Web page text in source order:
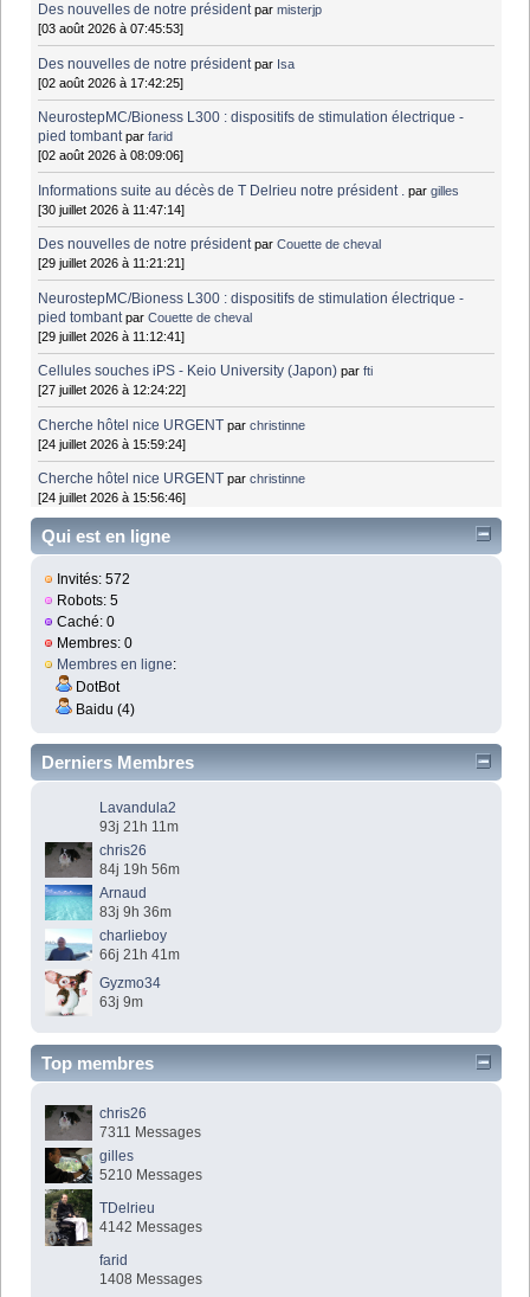
Des nouvelles de notre président parmisterjp
[03 août 2026 à 07:45:53]
Des nouvelles de notre président par Isa
[02 août 2026 à 17:42:25]
NeurostepMC/Bioness L300 : dispositifs de stimulation électrique -
pied tombant parfarid
[02 août 2026 à 08:09:06]
Informations suite au décès de T Delrieu notre président . pargilles
[30 juillet 2026 à 11:47:14]
Des nouvelles de notre président parCouette de cheval
[29 juillet 2026 à 11:21:21]
NeurostepMC/Bioness L300 : dispositifs de stimulation électrique -
pied tombant parCouette de cheval
[29 juillet 2026 à 11:12:41]
Cellules souches iPS - Keio University (Japon) parfti
[27 juillet 2026 à 12:24:22]
Cherche hôtel nice URGENT parchristinne
[24 juillet 2026 à 15:59:24]
Cherche hôtel nice URGENT parchristinne
[24 juillet 2026 à 15:56:46]
Qui est en ligne
Invités: 572
Robots: 5
Caché: 0
Membres: 0
Membres en ligne:
DotBot
Baidu (4)
Derniers Membres
Lavandula2
93j 21h 11m
chris26
84j 19h 56m
Arnaud
83j 9h 36m
charlieboy
66j 21h 41m
Gyzmo34
63j 9m
Top membres
chris26
7311 Messages
gilles
5210 Messages
TDelrieu
4142 Messages
farid
1408 Messages